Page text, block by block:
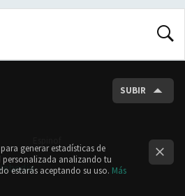
SUBIR
generar estadísticas de
analizando tu
estarás aceptando su uso. Más